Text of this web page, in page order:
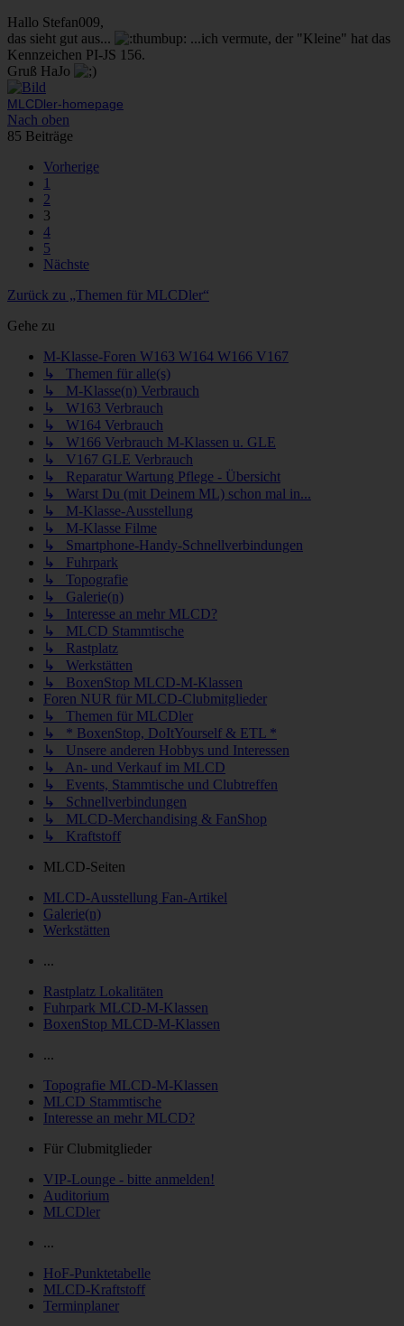
Hallo Stefan009,
das sieht gut aus...
...ich vermute, der "Kleine" hat das
Kennzeichen PI-JS 156.
Gruß HaJo
MLCDler-homepage
Nach oben
85 Beiträge
Vorherige
1
2
3
4
5
Nächste
Zurück zu „Themen für MLCDler“
Gehe zu
M-Klasse-Foren W163 W164 W166 V167
↳ Themen für alle(s)
↳ M-Klasse(n) Verbrauch
↳ W163 Verbrauch
↳ W164 Verbrauch
↳ W166 Verbrauch M-Klassen u. GLE
↳ V167 GLE Verbrauch
↳ Reparatur Wartung Pflege - Übersicht
↳ Warst Du (mit Deinem ML) schon mal in...
↳ M-Klasse-Ausstellung
↳ M-Klasse Filme
↳ Smartphone-Handy-Schnellverbindungen
↳ Fuhrpark
↳ Topografie
↳ Galerie(n)
↳ Interesse an mehr MLCD?
↳ MLCD Stammtische
↳ Rastplatz
↳ Werkstätten
↳ BoxenStop MLCD-M-Klassen
Foren NUR für MLCD-Clubmitglieder
↳ Themen für MLCDler
↳ * BoxenStop, DoItYourself & ETL *
↳ Unsere anderen Hobbys und Interessen
↳ An- und Verkauf im MLCD
↳ Events, Stammtische und Clubtreffen
↳ Schnellverbindungen
↳ MLCD-Merchandising & FanShop
↳ Kraftstoff
MLCD-Seiten
MLCD-Ausstellung Fan-Artikel
Galerie(n)
Werkstätten
...
Rastplatz Lokalitäten
Fuhrpark MLCD-M-Klassen
BoxenStop MLCD-M-Klassen
...
Topografie MLCD-M-Klassen
MLCD Stammtische
Interesse an mehr MLCD?
Für Clubmitglieder
VIP-Lounge - bitte anmelden!
Auditorium
MLCDler
...
HoF-Punktetabelle
MLCD-Kraftstoff
Terminplaner